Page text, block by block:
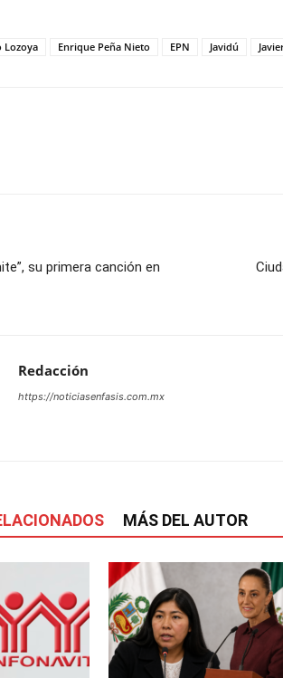
Lozoya Enrique Peña Nieto EPN Javidú
su primera canción en
Redacción
https://noticiasenfasis.com.mx
MÁS DEL AUTOR